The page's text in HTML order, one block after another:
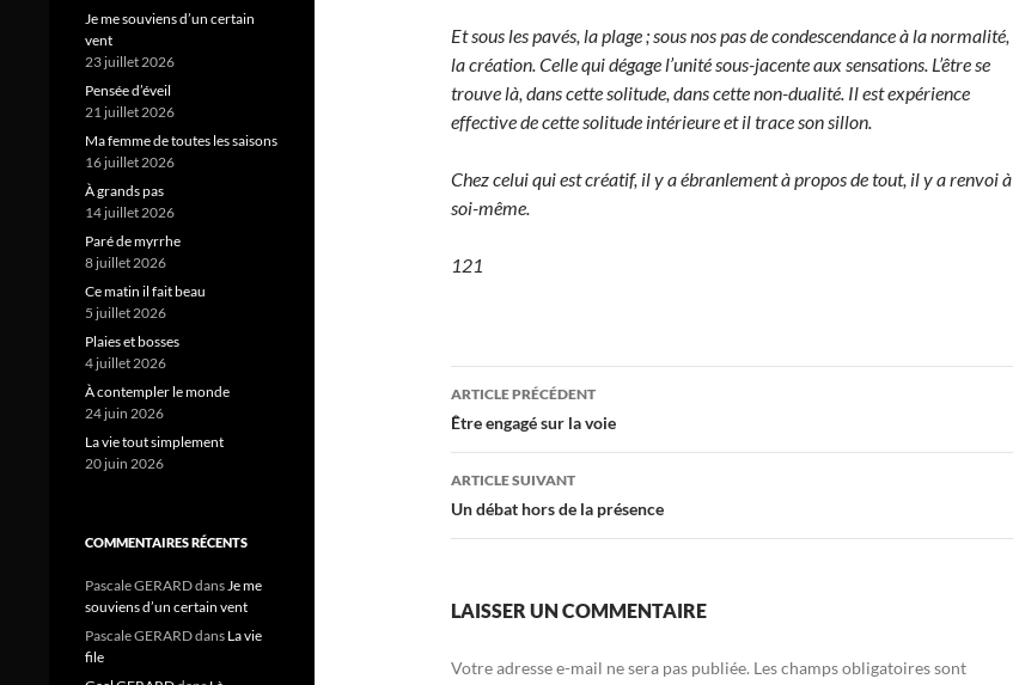
Et sous les pavés, la plage ; sous nos pas de condescendance à la normalité,
la création. Celle qui dégage l’unité sous-jacente aux sensations. L’être se
trouve là, dans cette solitude, dans cette non-dualité. Il est expérience
effective de cette solitude intérieure et il trace son sillon.
Chez celui qui est créatif, il y a ébranlement à propos de tout, il y a renvoi à
soi-même.
121
Navigation
des
articles
ARTICLE PRÉCÉDENT
Être engagé sur la voie
ARTICLE SUIVANT
Un débat hors de la présence
LAISSER UN COMMENTAIRE
Votre adresse e-mail ne sera pas publiée. Les champs obligatoires sont
Je me souviens d’un certain
vent
23 juillet 2026
Pensée d’éveil
21 juillet 2026
Ma femme de toutes les saisons
16 juillet 2026
À grands pas
14 juillet 2026
Paré de myrrhe
8 juillet 2026
Ce matin il fait beau
5 juillet 2026
Plaies et bosses
4 juillet 2026
À contempler le monde
24 juin 2026
La vie tout simplement
20 juin 2026
COMMENTAIRES RÉCENTS
Pascale GERARDdansJe me
souviens d’un certain vent
Pascale GERARDdans La vie
file